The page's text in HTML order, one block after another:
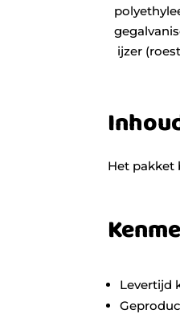
ijzer
Het pakket
Levertijd